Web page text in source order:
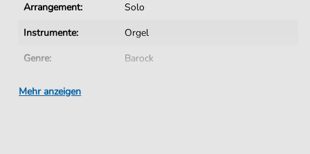
Arrangement:
Solo
Instrumente:
Orgel
Genre:
Barock
Ära:
Mehr anzeigen